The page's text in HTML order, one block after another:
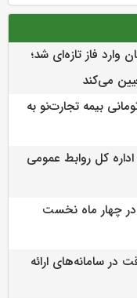
وارد فاز تازه‌ای شد؛
می‌کند
۶ میلیارد تومانی بیمه تجارت‌نو به
كل روابط عمومی
چهار ماه نخست
در سامانه‌های ارائه